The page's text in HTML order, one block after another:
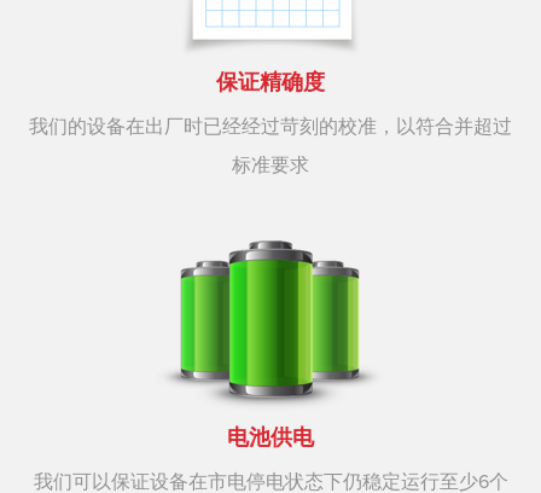
保证精确度
我们的设备在出厂时已经经过苛刻的校准，以符合并超过
标准要求
电池供电
我们可以保证设备在市电停电状态下仍稳定运行至少6个